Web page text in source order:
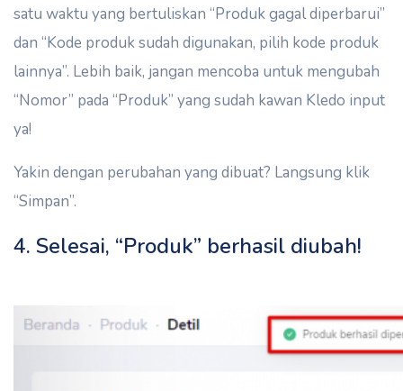
satu waktu yang bertuliskan “Produk gagal diperbarui”
dan “Kode produk sudah digunakan, pilih kode produk
lainnya”. Lebih baik, jangan mencoba untuk mengubah
“Nomor” pada “Produk” yang sudah kawan Kledo input
ya!
Yakin dengan perubahan yang dibuat? Langsung klik
“Simpan”.
4. Selesai, “Produk” berhasil diubah!